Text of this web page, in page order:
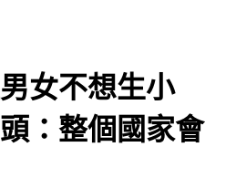
女不想生小
：整個國家會